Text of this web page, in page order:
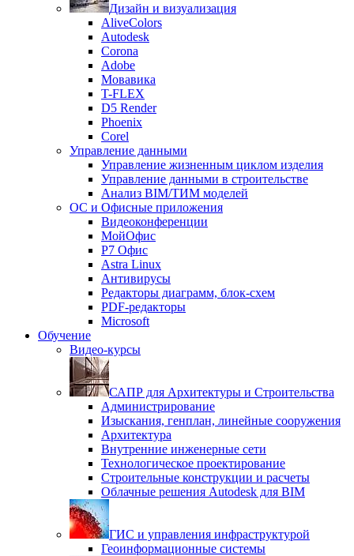
Дизайн и визуализация
AliveColors
Autodesk
Corona
Adobe
Мовавика
T-FLEX
D5 Render
Phoenix
Corel
Управление данными
Управление жизненным циклом изделия
Управление данными в строительстве
Анализ BIM/ТИМ моделей
ОС и Офисные приложения
Видеоконференции
МойОфис
P7 Офис
Astra Linux
Антивирусы
Редакторы диаграмм, блок-схем
PDF-редакторы
Microsoft
Обучение
Видео-курсы
САПР для Архитектуры и Строительства
Администрирование
Изыскания, генплан, линейные сооружения
Архитектура
Внутренние инженерные сети
Технологическое проектирование
Строительные конструкции и расчеты
Облачные решения Autodesk для BIM
ГИС и управления инфраструктурой
Геоинформационные системы